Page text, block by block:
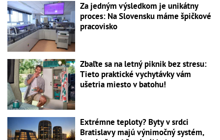
Za jedným výsledkom je unikátny
proces: Na Slovensku máme špičkové
pracovisko
Zbaľte sa na letný piknik bez stresu:
Tieto praktické vychytávky vám
ušetria miesto v batohu!
Extrémne teploty? Byty v srdci
Bratislavy majú výnimočný systém,